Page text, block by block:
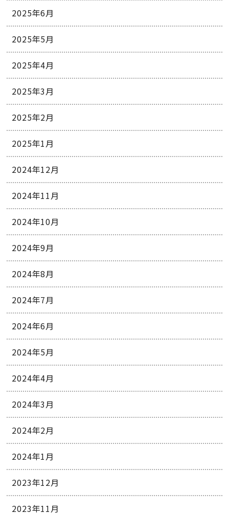
2025年6月
2025年5月
2025年4月
2025年3月
2025年2月
2025年1月
2024年12月
2024年11月
2024年10月
2024年9月
2024年8月
2024年7月
2024年6月
2024年5月
2024年4月
2024年3月
2024年2月
2024年1月
2023年12月
2023年11月